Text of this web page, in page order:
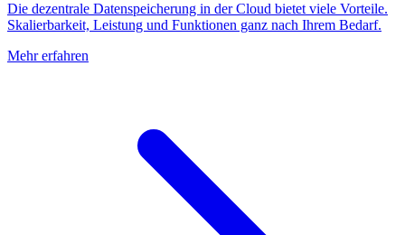
Die dezentrale Datenspeicherung in der Cloud bietet viele Vorteile.
Skalierbarkeit, Leistung und Funktionen ganz nach Ihrem Bedarf.
Mehr erfahren